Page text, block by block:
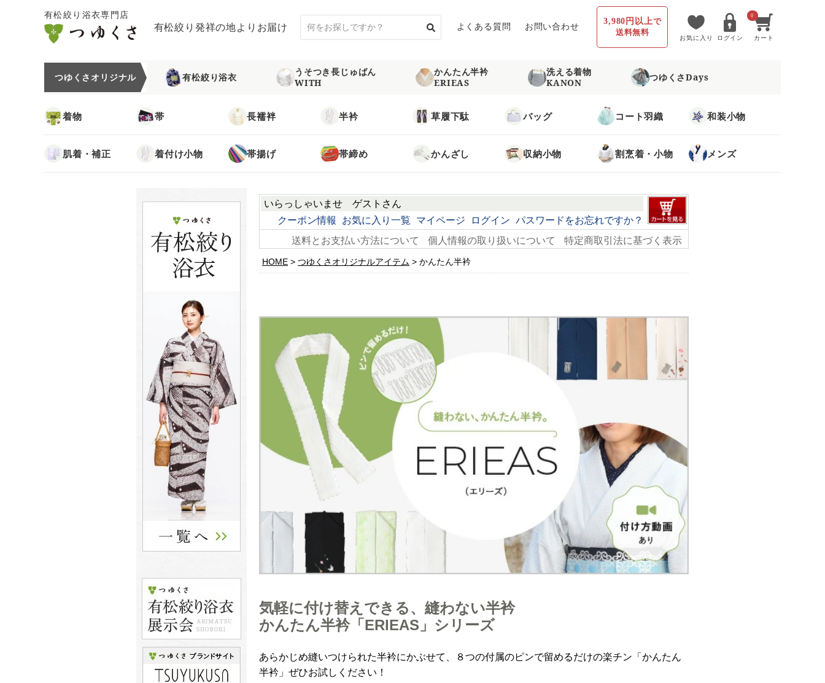
有松絞り浴衣専門店
有松絞り発祥の地よりお届け よくある質問 お問い合わせ
3,980円以上で
送料無料
お気に入り ログイン
0
カート
つゆくさオリジナル 有松絞り浴衣
うそつき長じゅばん
WITH
かんたん半衿
ERIEAS
洗える着物
KANON
つゆくさDays
着物 帯 長襦袢 半衿 草履下駄 バッグ コート羽織 和装小物
肌着・補正 着付け小物 帯揚げ 帯締め かんざし 収納小物 割烹着・小物 メンズ
いらっしゃいませ ゲスト さん
クーポン情報
お気に入り一覧 マイページ ログイン パスワードをお忘れですか？
送料とお支払い方法について
個人情報の取り扱いについて 特定商取引法に基づく表示
HOME つゆくさオリジナルアイテム かんたん半衿
気軽に付け替えできる、縫わない半衿
かんたん半衿「ERIEAS」シリーズ
あらかじめ縫いつけられた半衿にかぶせて、８つの付属のピンで留めるだけの楽チン「かんたん
半衿」ぜひお試しください！